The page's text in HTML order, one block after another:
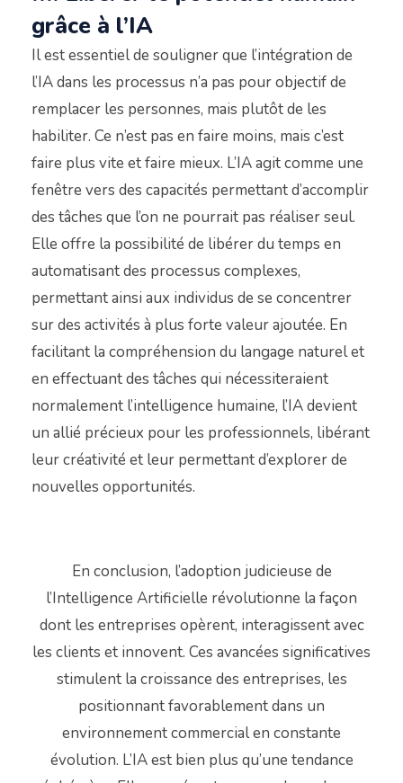
grâce à l’IA
Il est essentiel de souligner que l’intégration de
l’IA dans les processus n’a pas pour objectif de
remplacer les personnes, mais plutôt de les
habiliter. Ce n’est pas en faire moins, mais c’est
faire plus vite et faire mieux. L’IA agit comme une
fenêtre vers des capacités permettant d’accomplir
des tâches que l’on ne pourrait pas réaliser seul.
Elle offre la possibilité de libérer du temps en
automatisant des processus complexes,
permettant ainsi aux individus de se concentrer
sur des activités à plus forte valeur ajoutée. En
facilitant la compréhension du langage naturel et
en effectuant des tâches qui nécessiteraient
normalement l’intelligence humaine, l’IA devient
un allié précieux pour les professionnels, libérant
leur créativité et leur permettant d’explorer de
nouvelles opportunités.
En conclusion, l’adoption judicieuse de
l’Intelligence Artificielle révolutionne la façon
dont les entreprises opèrent, interagissent avec
les clients et innovent. Ces avancées significatives
stimulent la croissance des entreprises, les
positionnant favorablement dans un
environnement commercial en constante
évolution. L’IA est bien plus qu’une tendance